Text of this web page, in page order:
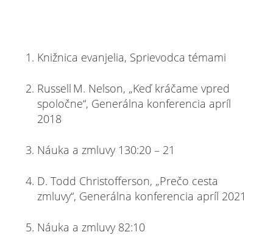
Knižnica evanjelia, Sprievodca témami
Russell M. Nelson, „Keď kráčame vpred
spoločne“, Generálna konferencia apríl
2018
Náuka a zmluvy 130:20 – 21
D. Todd Christofferson, „Prečo cesta
zmluvy“, Generálna konferencia apríl 2021
Náuka a zmluvy 82:10